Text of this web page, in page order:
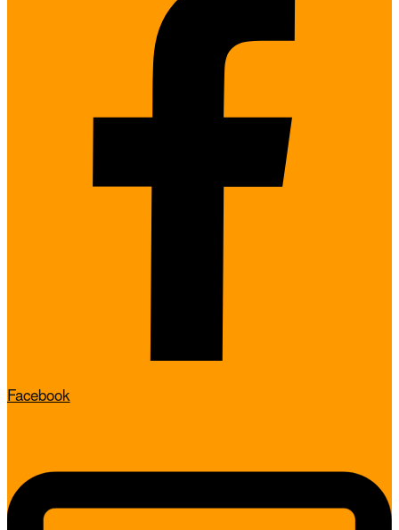
Facebook